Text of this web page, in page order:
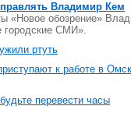
Владимир Кем
«Новое обозрение»
городские СМИ».
ртуть
к работе в
перевести часы